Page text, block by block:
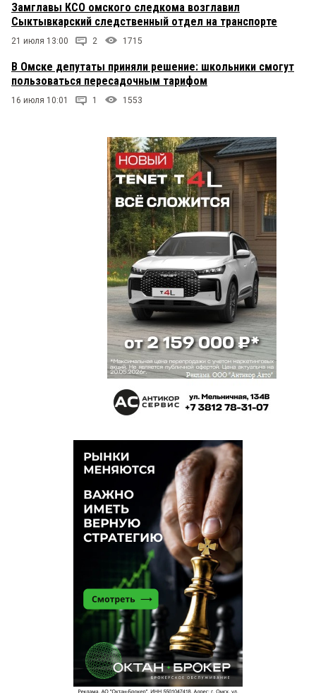
Замглавы КСО омского следкома возглавил
Сыктывкарский следственный отдел на транспорте
21 июля 13:00 2 1715
В Омске депутаты приняли решение: школьники смогут
пользоваться пересадочным тарифом
16 июля 10:01 1 1553